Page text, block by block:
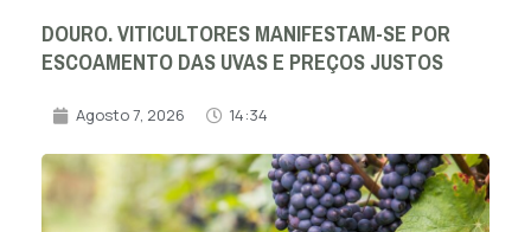
DOURO. VITICULTORES MANIFESTAM-SE POR
ESCOAMENTO DAS UVAS E PREÇOS JUSTOS
Agosto 7, 2026 14:34